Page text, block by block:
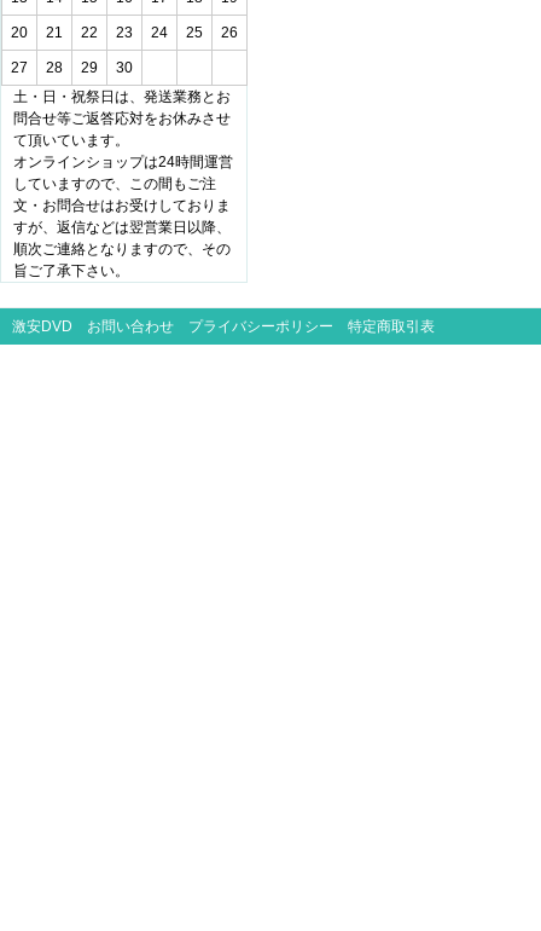
20 21 22 23 24 25 26
27 28 29
30
土・日・祝祭日は、発送業務とお
問合せ等ご返答応対をお休みさせ
て頂いています。
オンラインショップは24時間運営
していますので、この間もご注
文・お問合せはお受けしておりま
すが、返信などは翌営業日以降、
順次ご連絡となりますので、その
旨ご了承下さい。
激安DVD お問い合わせ プライバシーポリシー 特定商取引表